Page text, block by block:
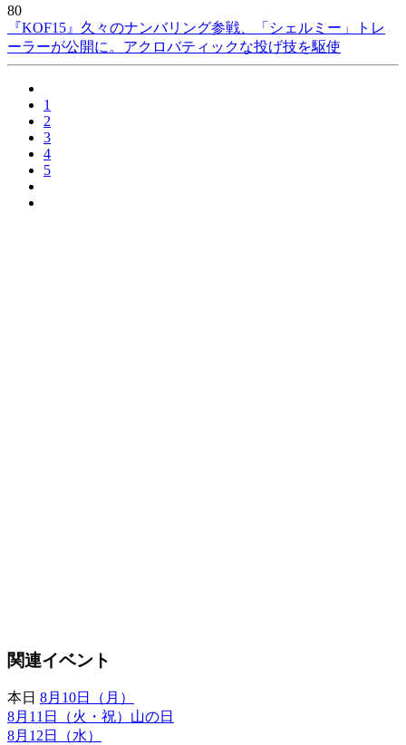
80
『KOF15』久々のナンバリング参戦、「シェルミー」トレ
ーラーが公開に。アクロバティックな投げ技を駆使
1
2
3
4
5
関連イベント
本日 8月10日（月）
8月11日（火・祝）山の日
8月12日（水）